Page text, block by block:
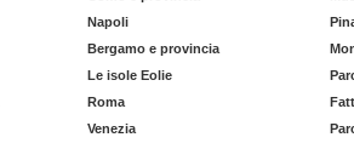
Napoli
Bergamo e provincia
Le isole Eolie
Roma
Venezia